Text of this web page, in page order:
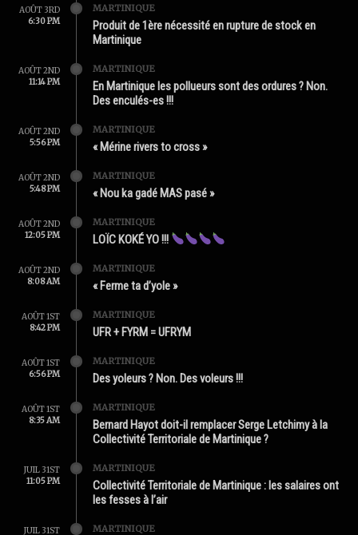
AOÛT 3RD
6:30 PM
MARTINIQUE
Produit de 1ère nécessité en rupture de stock en
Martinique
AOÛT 2ND
11:14 PM
MARTINIQUE
En Martinique les pollueurs sont des ordures ? Non.
Des enculés-es !!!
AOÛT 2ND
5:56 PM
MARTINIQUE
« Mérine rivers to cross »
AOÛT 2ND
5:48 PM
MARTINIQUE
« Nou ka gadé MAS pasé »
AOÛT 2ND
12:05 PM
MARTINIQUE
LOÏC KOKÉ YO !!!
AOÛT 2ND
8:08 AM
MARTINIQUE
« Ferme ta d’yole »
AOÛT 1ST
8:42 PM
MARTINIQUE
UFR + FYRM = UFRYM
AOÛT 1ST
6:56 PM
MARTINIQUE
Des yoleurs ? Non. Des voleurs !!!
AOÛT 1ST
8:35 AM
MARTINIQUE
Bernard Hayot doit-il remplacer Serge Letchimy à la
Collectivité Territoriale de Martinique ?
JUIL 31ST
11:05 PM
MARTINIQUE
Collectivité Territoriale de Martinique : les salaires ont
les fesses à l’air
JUIL 31ST MARTINIQUE